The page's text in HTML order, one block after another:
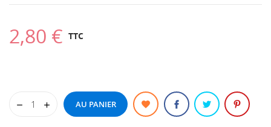
2,80 € TTC
AU PANIER